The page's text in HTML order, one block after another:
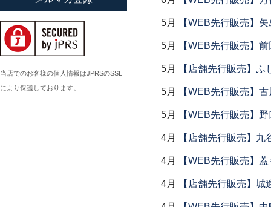
5月 【WEB先行販売】
5月 【WEB先行販売】
5月 【店舗先行販売】ふ
5月 【WEB先行販売】
5月 【WEB先行販売】
4月 【店舗先行販売】九
4月 【WEB先行販売】
4月 【店舗先行販売】城
小倉広太郎
岡田直人
岡野達也
岡本修
小川佳子
当店でのお客様の個人情報はJPRSのSSL
により保護しております。